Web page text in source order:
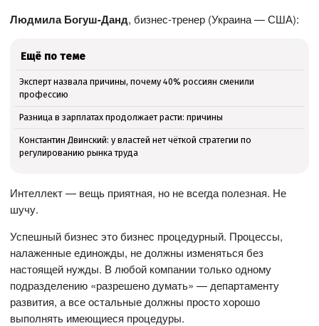
Людмила Богуш-Данд, бизнес-тренер (Украина — США):
Ещё по теме
Эксперт назвала причины, почему 40% россиян сменили
профессию
Разница в зарплатах продолжает расти: причины
Константин Двинский: у властей нет чёткой стратегии по
регулированию рынка труда
Интеллект — вещь приятная, но не всегда полезная. Не
шучу.
Успешный бизнес это бизнес процедурный. Процессы,
налаженные единожды, не должны изменяться без
настоящей нужды. В любой компании только одному
подразделению «разрешено думать» — департаменту
развития, а все остальные должны просто хорошо
выполнять имеющиеся процедуры.